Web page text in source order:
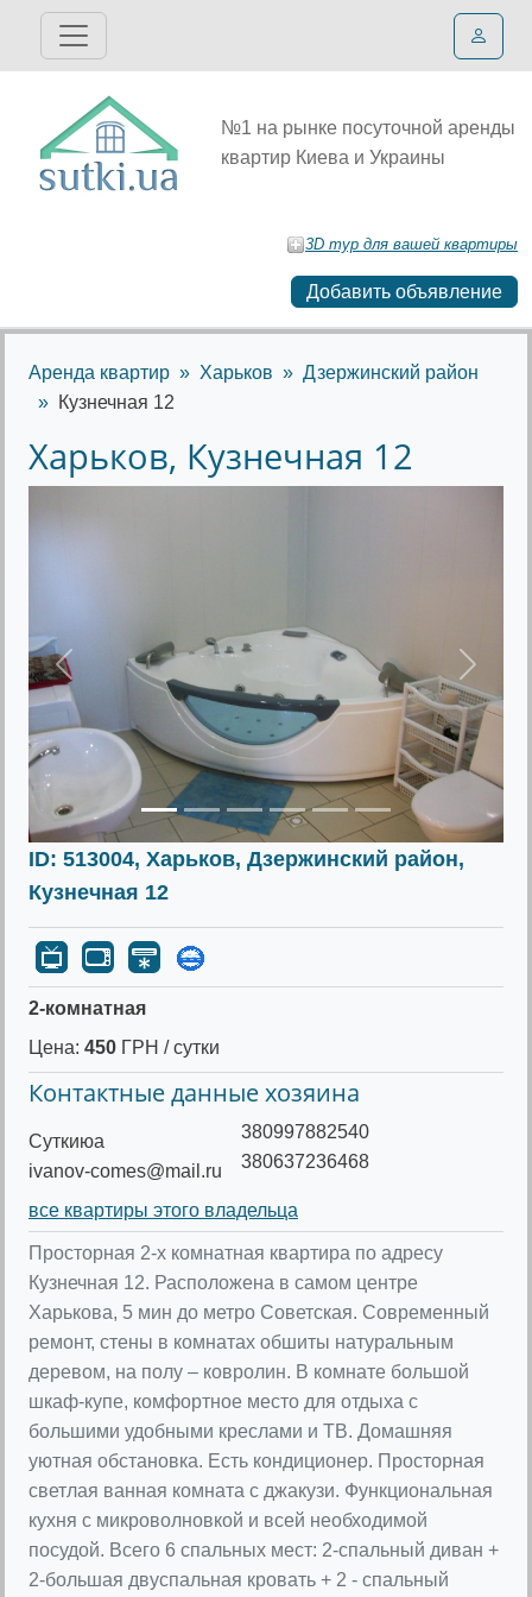
№1 на рынке посуточной аренды
квартир Киева и Украины
3D тур для вашей квартиры
Добавить объявление
Аренда квартир Харьков
Дзержинский район
Кузнечная 12
Харьков, Кузнечная 12
Предыдущее
ID: 513004, Харьков, Дзержинский район,
Кузнечная 12
2-комнатная
Цена: 450 ГРН / сутки
Контактные данные хозяина
Cуткиюа
ivanov-comes@mail.ru
380997882540
380637236468
все квартиры этого владельца
Просторная 2-х комнатная квартира по адресу
Кузнечная 12. Расположена в самом центре
Харькова, 5 мин до метро Советская. Современный
ремонт, стены в комнатах обшиты натуральным
деревом, на полу – ковролин. В комнате большой
шкаф-купе, комфортное место для отдыха с
большими удобными креслами и ТВ. Домашняя
уютная обстановка. Есть кондиционер. Просторная
светлая ванная комната с джакузи. Функциональная
кухня с микроволновкой и всей необходимой
посудой. Всего 6 спальных мест: 2-спальный диван +
2-большая двуспальная кровать + 2 - спальный